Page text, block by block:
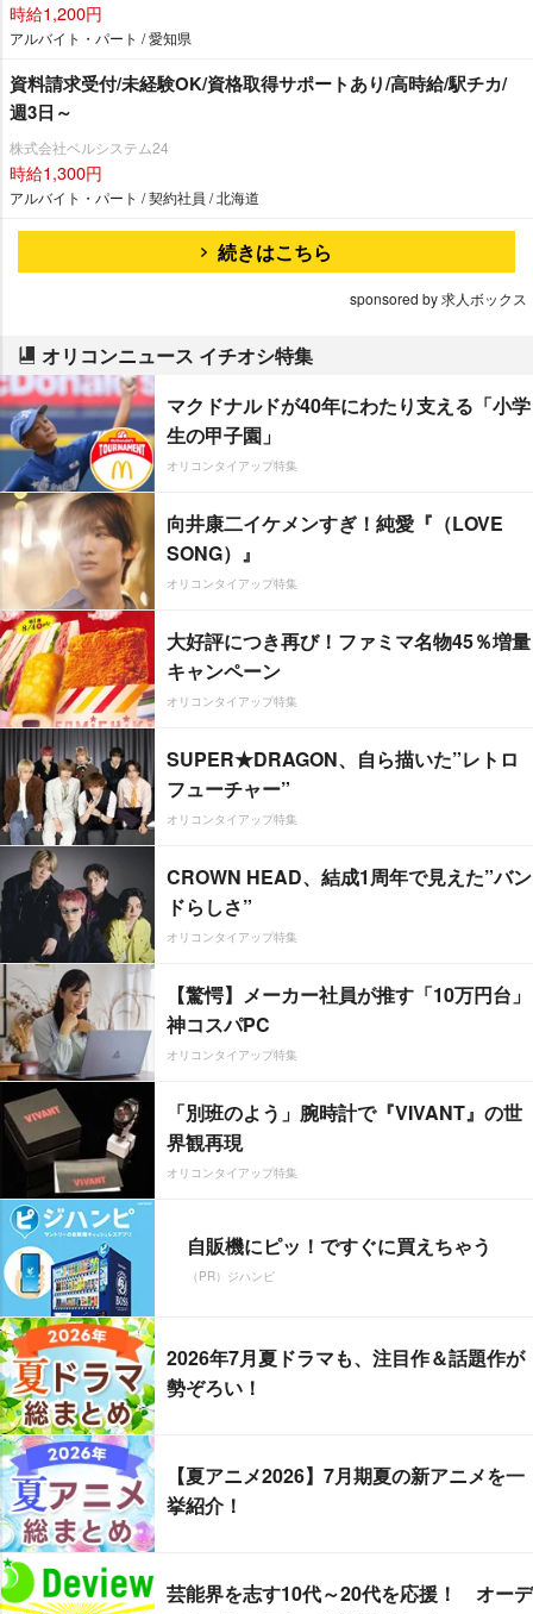
時給1,200円
アルバイト・パート / 愛知県
資料請求受付/未経験OK/資格取得サポートあり/高時給/駅チカ/
週3日～
株式会社ベルシステム24
時給1,300円
アルバイト・パート / 契約社員 / 北海道
続きはこちら
sponsored by 求人ボックス
オリコンニュース イチオシ特集
マクドナルドが40年にわたり支える「小学
生の甲子園」
オリコンタイアップ特集
向井康二イケメンすぎ！純愛『（LOVE
SONG）』
オリコンタイアップ特集
大好評につき再び！ファミマ名物45％増量
キャンペーン
オリコンタイアップ特集
SUPER★DRAGON、自ら描いた”レトロ
フューチャー”
オリコンタイアップ特集
CROWN HEAD、結成1周年で見えた”バン
ドらしさ”
オリコンタイアップ特集
【驚愕】メーカー社員が推す「10万円台」
神コスパPC
オリコンタイアップ特集
「別班のよう」腕時計で『VIVANT』の世
界観再現
オリコンタイアップ特集
自販機にピッ！ですぐに買えちゃう
（PR）ジハンピ
2026年7月夏ドラマも、注目作＆話題作が
勢ぞろい！
【夏アニメ2026】7月期夏の新アニメを一
挙紹介！
芸能界を志す10代～20代を応援！ オーデ